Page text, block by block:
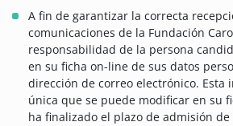
A fin de garantizar la correcta
comunicaciones de la Fundación
responsabilidad de la persona
en su ficha on-line de sus datos
dirección de correo electrónico. Esta
única que se puede modificar en su
ha finalizado el plazo de admisión